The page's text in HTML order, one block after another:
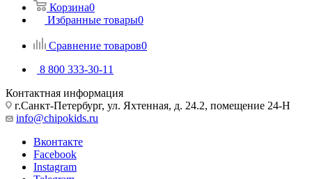
Корзина0
Избранные товары0
Сравнение товаров0
8 800 333-30-11
Контактная информация
г.Санкт-Петербург, ул. Яхтенная, д. 24.2, помещение 24-Н
info@chipokids.ru
Вконтакте
Facebook
Instagram